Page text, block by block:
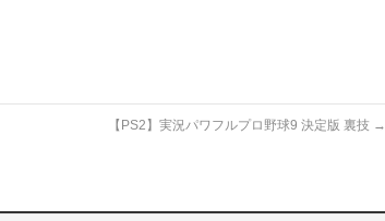
【PS2】実況パワフルプロ野球9 決定版 裏技 →